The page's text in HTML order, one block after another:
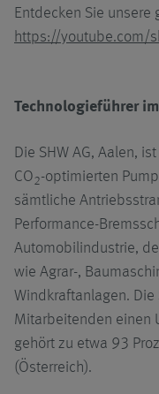
Entdecken Sie
https://youtube.com/
Technologieführer
Die SHW AG, Aalen,
CO2-optimierten
sämtliche
Performance-
Automobilindustrie,
wie Agrar-,
Windkraftanlagen.
Mitarbeitenden einen
gehört zu etwa 93
(Österreich).